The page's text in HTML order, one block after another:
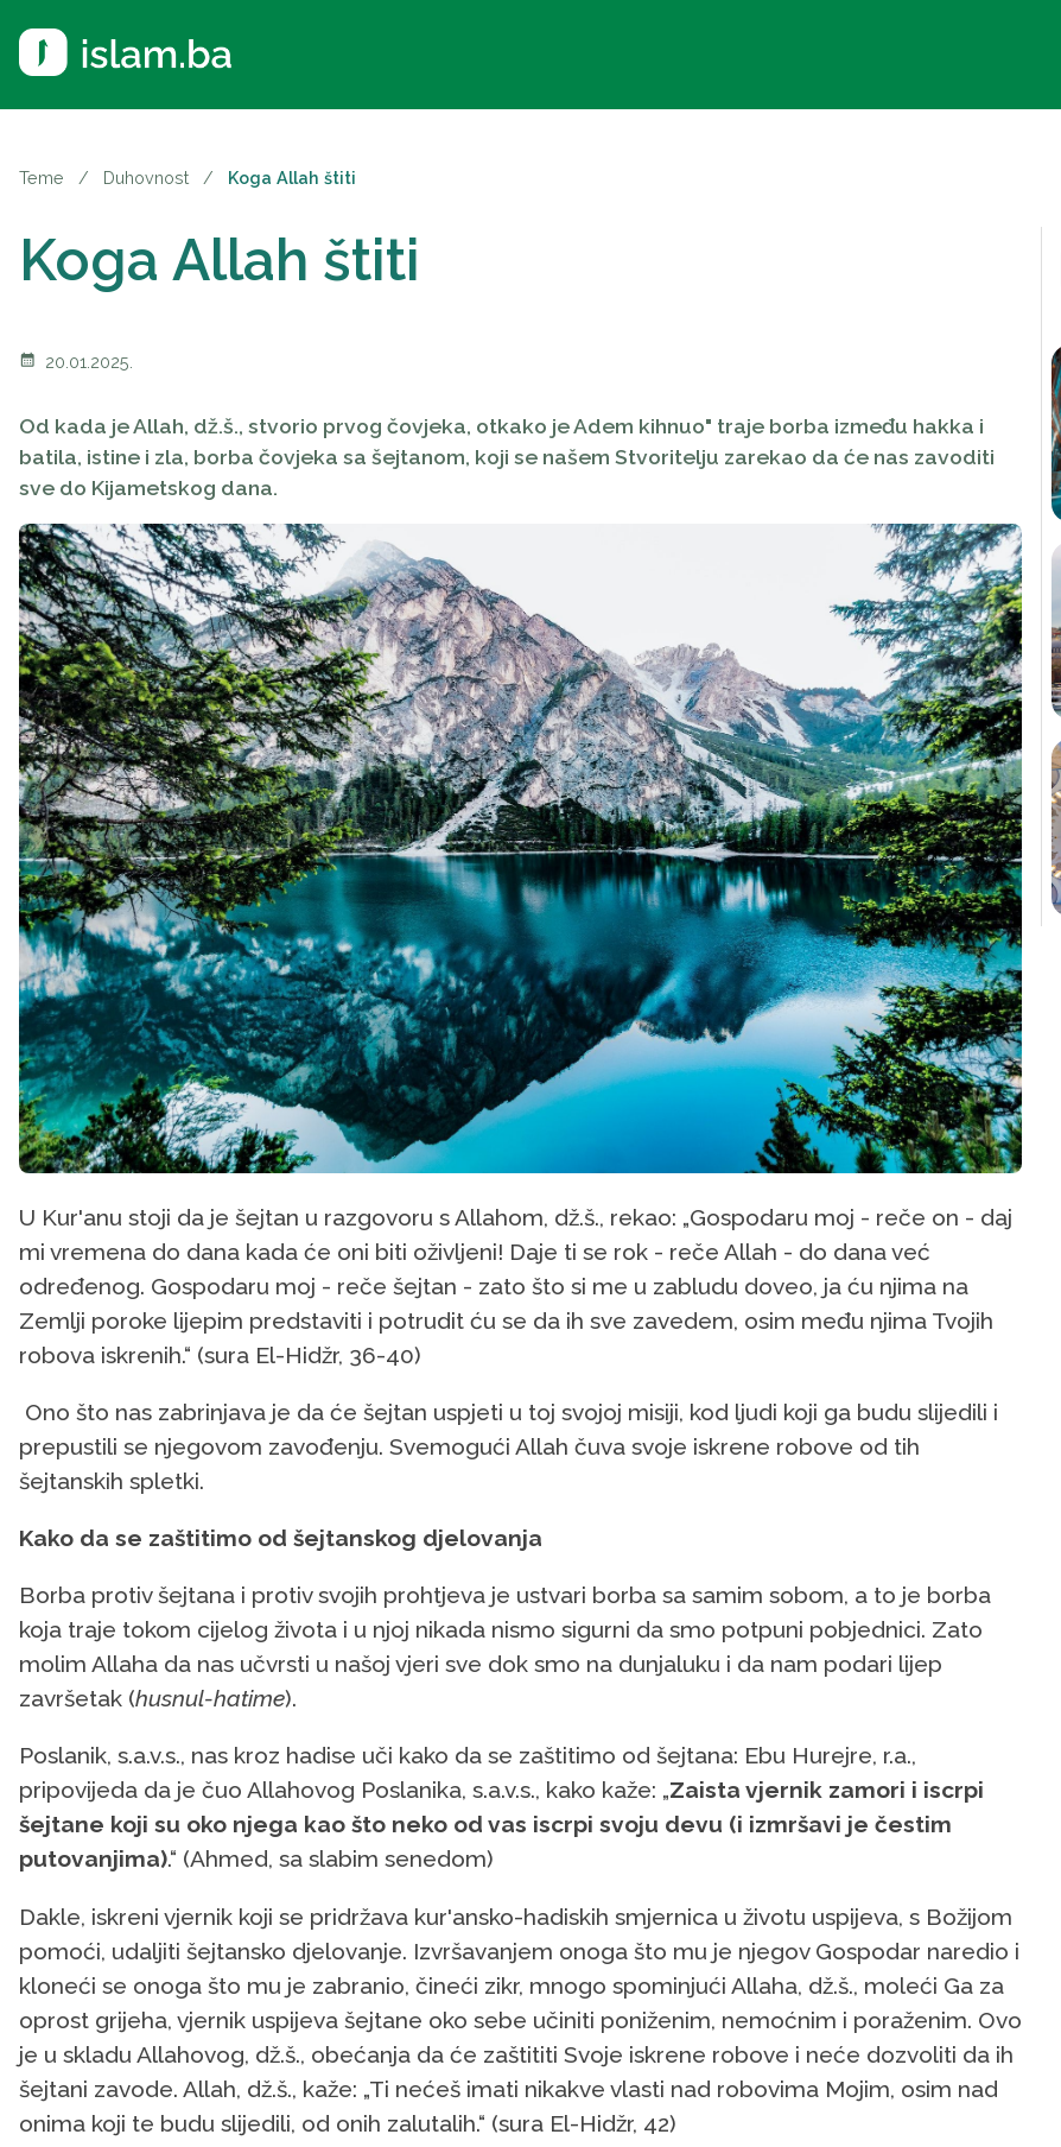
Teme / Duhovnost / Koga Allah štiti
Koga Allah štiti
calendar_month 20.01.2025.
Od kada je Allah, dž.š., stvorio prvog čovjeka, otkako je Adem kihnuo" traje borba između hakka i
batila, istine i zla, borba čovjeka sa šejtanom, koji se našem Stvoritelju zarekao da će nas zavoditi
sve do Kijametskog dana.
U Kur'anu stoji da je šejtan u razgovoru s Allahom, dž.š., rekao: „Gospodaru moj - reče on - daj
mi vremena do dana kada će oni biti oživljeni! Daje ti se rok - reče Allah - do dana već
određenog. Gospodaru moj - reče šejtan - zato što si me u zabludu doveo, ja ću njima na
Zemlji poroke lijepim predstaviti i potrudit ću se da ih sve zavedem, osim među njima Tvojih
robova iskrenih.“ (sura El-Hidžr, 36-40)
Ono što nas zabrinjava je da će šejtan uspjeti u toj svojoj misiji, kod ljudi koji ga budu slijedili i
prepustili se njegovom zavođenju. Svemogući Allah čuva svoje iskrene robove od tih
šejtanskih spletki.
Kako da se zaštitimo od šejtanskog djelovanja
Borba protiv šejtana i protiv svojih prohtjeva je ustvari borba sa samim sobom, a to je borba
koja traje tokom cijelog života i u njoj nikada nismo sigurni da smo potpuni pobjednici. Zato
molim Allaha da nas učvrsti u našoj vjeri sve dok smo na dunjaluku i da nam podari lijep
završetak (husnul-hatime).
Poslanik, s.a.v.s., nas kroz hadise uči kako da se zaštitimo od šejtana: Ebu Hurejre, r.a.,
pripovijeda da je čuo Allahovog Poslanika, s.a.v.s., kako kaže: „Zaista vjernik zamori i iscrpi
šejtane koji su oko njega kao što neko od vas iscrpi svoju devu (i izmršavi je čestim
putovanjima).“ (Ahmed, sa slabim senedom)
Dakle, iskreni vjernik koji se pridržava kur'ansko-hadiskih smjernica u životu uspijeva, s Božijom
pomoći, udaljiti šejtansko djelovanje. Izvršavanjem onoga što mu je njegov Gospodar naredio i
kloneći se onoga što mu je zabranio, čineći zikr, mnogo spominjući Allaha, dž.š., moleći Ga za
oprost grijeha, vjernik uspijeva šejtane oko sebe učiniti poniženim, nemoćnim i poraženim. Ovo
je u skladu Allahovog, dž.š., obećanja da će zaštititi Svoje iskrene robove i neće dozvoliti da ih
šejtani zavode. Allah, dž.š., kaže: „Ti nećeš imati nikakve vlasti nad robovima Mojim, osim nad
onima koji te budu slijedili, od onih zalutalih.“ (sura El-Hidžr, 42)